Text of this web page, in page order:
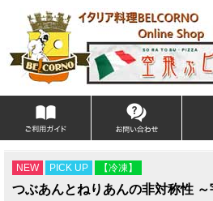
NEW PICK UP 【冷凍】
つぶあんとねりあんの非対称性